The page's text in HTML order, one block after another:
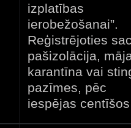
izplatības
ierobežošanai”.
Reģistrējoties
pašizolācija,
karantīna vai
pazīmes, pēc
iespējas